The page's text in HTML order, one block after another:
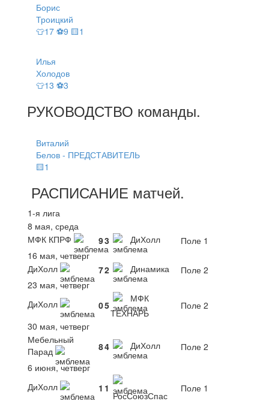
Борис
Троицкий
👕17 ⚽9 🟨1
Илья
Холодов
👕13 ⚽3
РУКОВОДСТВО команды.
Виталий
Белов - ПРЕДСТАВИТЕЛЬ
🟨1
РАСПИСАНИЕ матчей.
1-я лига
8 мая, среда
МФК КПРФ
93 ДиХолл
Поле 1
16 мая, четверг
ДиХолл
72 Динамика
Поле 2
23 мая, четверг
ДиХолл
05
МФК
ТЕХНАРЬ
Поле 2
30 мая, четверг
Мебельный
Парад
84 ДиХолл
Поле 2
6 июня, четверг
ДиХолл
1 1
РосСоюзСпас
Поле 1